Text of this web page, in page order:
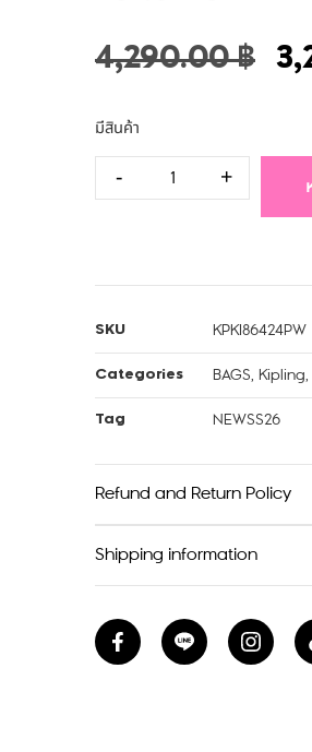
4,290.00฿
มีสินค้า
- +
SKU KPKI86424PW
Categories BAGS, Kipling,
Tag NEWSS26
Refund and Return Policy
Shipping information